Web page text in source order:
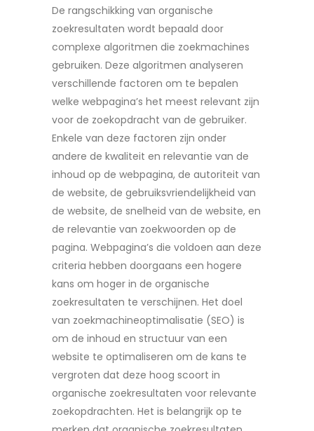
De rangschikking van organische
zoekresultaten wordt bepaald door
complexe algoritmen die zoekmachines
gebruiken. Deze algoritmen analyseren
verschillende factoren om te bepalen
welke webpagina’s het meest relevant zijn
voor de zoekopdracht van de gebruiker.
Enkele van deze factoren zijn onder
andere de kwaliteit en relevantie van de
inhoud op de webpagina, de autoriteit van
de website, de gebruiksvriendelijkheid van
de website, de snelheid van de website, en
de relevantie van zoekwoorden op de
pagina. Webpagina’s die voldoen aan deze
criteria hebben doorgaans een hogere
kans om hoger in de organische
zoekresultaten te verschijnen. Het doel
van zoekmachineoptimalisatie (SEO) is
om de inhoud en structuur van een
website te optimaliseren om de kans te
vergroten dat deze hoog scoort in
organische zoekresultaten voor relevante
zoekopdrachten. Het is belangrijk op te